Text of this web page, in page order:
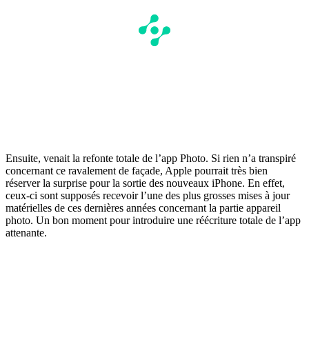
Ensuite, venait la refonte totale de l’app Photo. Si rien n’a transpiré
concernant ce ravalement de façade, Apple pourrait très bien
réserver la surprise pour la sortie des nouveaux iPhone. En effet,
ceux-ci sont supposés recevoir l’une des plus grosses mises à jour
matérielles de ces dernières années concernant la partie appareil
photo. Un bon moment pour introduire une réécriture totale de l’app
attenante.